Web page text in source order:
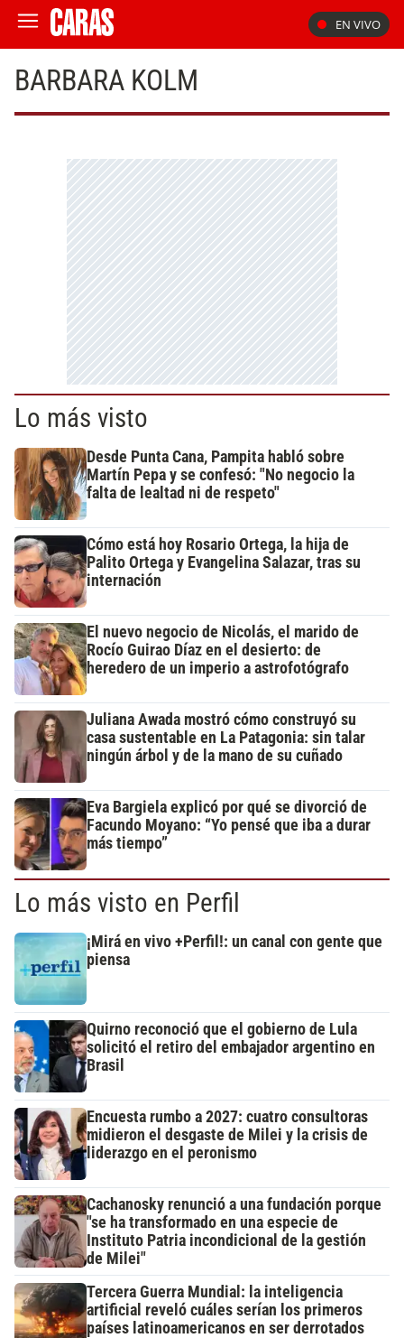
EN VIVO
BARBARA KOLM
Lo más visto
Desde Punta Cana, Pampita habló sobre
Martín Pepa y se confesó: "No negocio la
falta de lealtad ni de respeto"
Cómo está hoy Rosario Ortega, la hija de
Palito Ortega y Evangelina Salazar, tras su
internación
El nuevo negocio de Nicolás, el marido de
Rocío Guirao Díaz en el desierto: de
heredero de un imperio a astrofotógrafo
Juliana Awada mostró cómo construyó su
casa sustentable en La Patagonia: sin talar
ningún árbol y de la mano de su cuñado
Eva Bargiela explicó por qué se divorció de
Facundo Moyano: “Yo pensé que iba a durar
más tiempo”
Lo más visto en Perfil
¡Mirá en vivo +Perfil!: un canal con gente que
piensa
Quirno reconoció que el gobierno de Lula
solicitó el retiro del embajador argentino en
Brasil
Encuesta rumbo a 2027: cuatro consultoras
midieron el desgaste de Milei y la crisis de
liderazgo en el peronismo
Cachanosky renunció a una fundación porque
"se ha transformado en una especie de
Instituto Patria incondicional de la gestión
de Milei"
Tercera Guerra Mundial: la inteligencia
artificial reveló cuáles serían los primeros
países latinoamericanos en ser derrotados